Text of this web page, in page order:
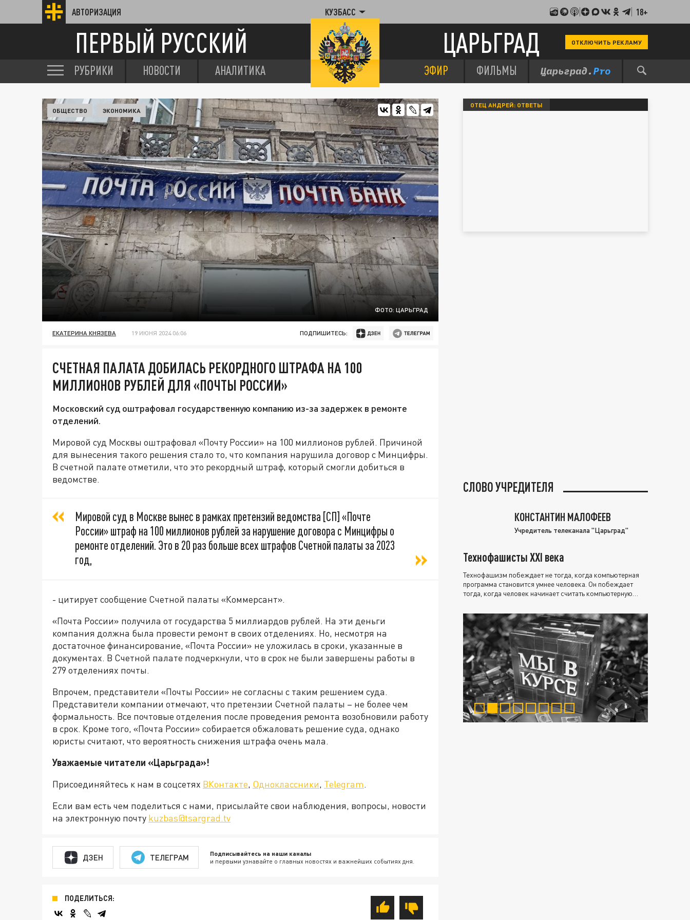
АВТОРИЗАЦИЯ КУЗБАСС 18+
ПЕРВЫЙ РУССКИЙ ЦАРЬГРАД ОТКЛЮЧИТЬ РЕКЛАМУ
РУБРИКИ НОВОСТИ АНАЛИТИКА ЭФИР ФИЛЬМЫ
ФОТО: ЦАРЬГРАД
ОБЩЕСТВО ЭКОНОМИКА
ЕКАТЕРИНА КНЯЗЕВА 19 ИЮНЯ 2024 06:06 ПОДПИШИТЕСЬ:
СЧЕТНАЯ ПАЛАТА ДОБИЛАСЬ РЕКОРДНОГО ШТРАФА НА 100
МИЛЛИОНОВ РУБЛЕЙ ДЛЯ «ПОЧТЫ РОССИИ»
Московский суд оштрафовал государственную компанию из-за задержек в ремонте
отделений.
Мировой суд Москвы оштрафовал «Почту России» на 100 миллионов рублей. Причиной
для вынесения такого решения стало то, что компания нарушила договор с Минцифры.
В счетной палате отметили, что это рекордный штраф, который смогли добиться в
ведомстве.
Мировой суд в Москве вынес в рамках претензий ведомства [СП] «Почте
России» штраф на 100 миллионов рублей за нарушение договора с Минцифры о
ремонте отделений. Это в 20 раз больше всех штрафов Счетной палаты за 2023
год,
- цитирует сообщение Счетной палаты «Коммерсант».
«Почта России» получила от государства 5 миллиардов рублей. На эти деньги
компания должна была провести ремонт в своих отделениях. Но, несмотря на
достаточное финансирование, «Почта России» не уложилась в сроки, указанные в
документах. В Счетной палате подчеркнули, что в срок не были завершены работы в
279 отделениях почты.
Впрочем, представители «Почты России» не согласны с таким решением суда.
Представители компании отмечают, что претензии Счетной палаты – не более чем
формальность. Все почтовые отделения после проведения ремонта возобновили работу
в срок. Кроме того, «Почта России» собирается обжаловать решение суда, однако
юристы считают, что вероятность снижения штрафа очень мала.
Уважаемые читатели «Царьграда»!
Присоединяйтесь к нам в соцсетях ВКонтакте, Одноклассники, Telegram.
Если вам есть чем поделиться с нами, присылайте свои наблюдения, вопросы, новости
на электронную почту kuzbas@tsargrad.tv
ДЗЕН ТЕЛЕГРАМ Подписывайтесь на наши каналы
и первыми узнавайте о главных новостях и важнейших событиях дня.
ПОДЕЛИТЬСЯ:
ОТЕЦ АНДРЕЙ: ОТВЕТЫ
СЛОВО УЧРЕДИТЕЛЯ
КОНСТАНТИН МАЛОФЕЕВ
Учредитель телеканала "Царьград"
Технофашисты XXI века
Технофашизм побеждает не тогда, когда компьютерная
программа становится умнее человека. Он побеждает
тогда, когда человек начинает считать компьютерную